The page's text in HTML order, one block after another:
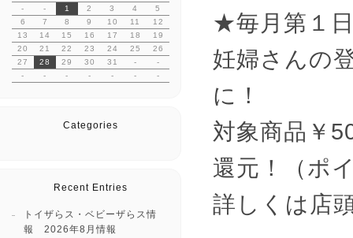
★毎月第１
妊婦さんの
に！
対象商品￥
還元！（ポ
詳しくは店
-
- 1 2 3 4
5
6
7 8 9 10 11
12
13
14 15 16 17 18
19
20
21 22 23 24 25
26
27
28 29 30 31 -
-
-
- - - - - -
Categories
Recent Entries
トイザらス・ベビーザらス情
報 2026年8月情報